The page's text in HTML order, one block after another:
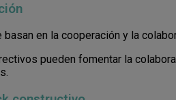
en la cooperación y la
pueden fomentar la